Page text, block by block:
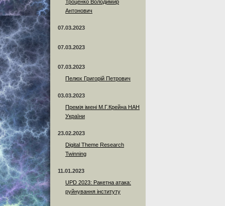
Троценко Володимир
Антонович
07.03.2023
07.03.2023
07.03.2023
Пелюх Григорій Петрович
03.03.2023
Премія імені М.Г.Крейна НАН
України
23.02.2023
Digital Theme Research
Twinning
11.01.2023
UPD 2023: Ракетна атака:
руйнування інституту